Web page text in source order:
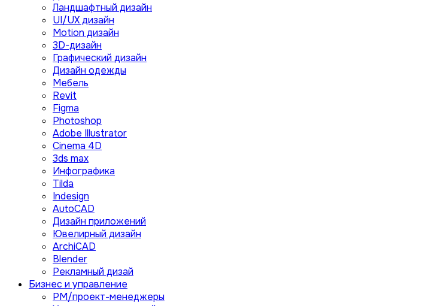
Ландшафтный дизайн
UI/UX дизайн
Motion дизайн
3D-дизайн
Графический дизайн
Дизайн одежды
Мебель
Revit
Figma
Photoshop
Adobe Illustrator
Сinema 4D
3ds max
Инфографика
Tilda
Indesign
AutoCAD
Дизайн приложений
Ювелирный дизайн
ArchiCAD
Blender
Рекламный дизай
Бизнес и управление
PM/проект-менеджеры